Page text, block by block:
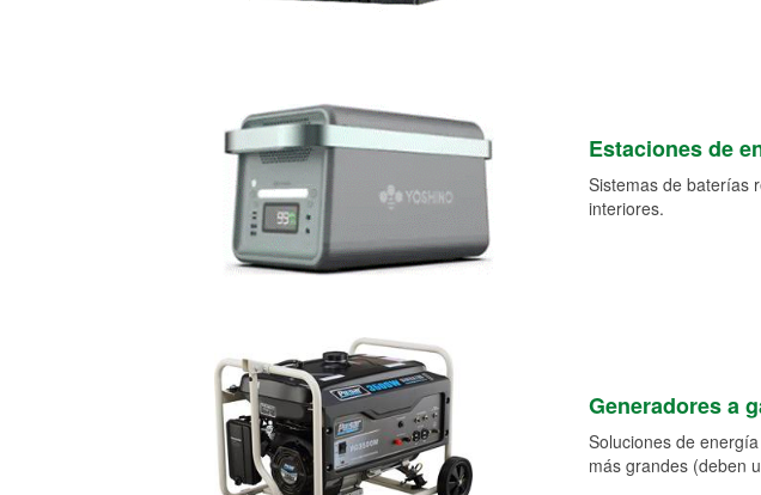
Estaciones de
Sistemas de baterías
interiores.
Generadores a
Soluciones de
más grandes (deben